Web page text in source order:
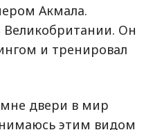
Акмала.
Великобритании. Он
и тренировал
двери в мир
этим видом